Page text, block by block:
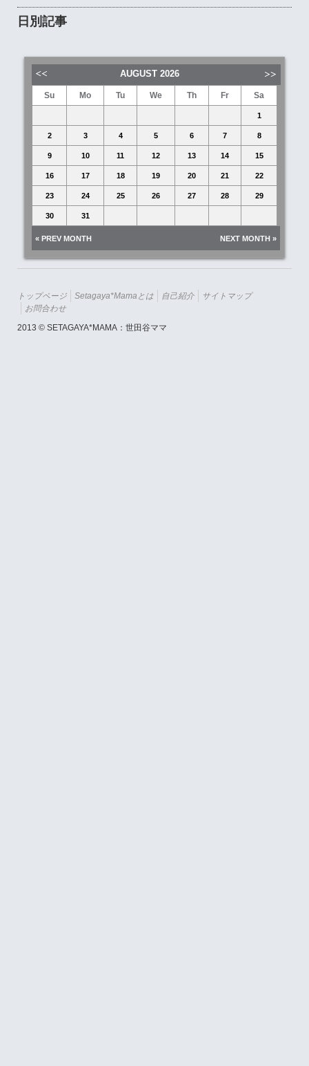
日別記事
AUGUST 2026
Su Mo Tu We Th Fr Sa
1
2 3 4 5 6 7 8
9 10 11 12 13 14 15
16 17 18 19 20 21 22
23 24 25 26 27 28 29
30 31
« PREV MONTH NEXT MONTH »
トップページ Setagaya*mamaとは 自己紹介
サイトマップ
お問合わせ
2013 © SETAGAYA*MAMA：世田谷ママ